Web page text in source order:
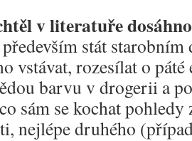
v literatuře
stát starobním
vstávat, rozesílat o
barvu v drogerii a
sám se kochat
nejlépe druhého